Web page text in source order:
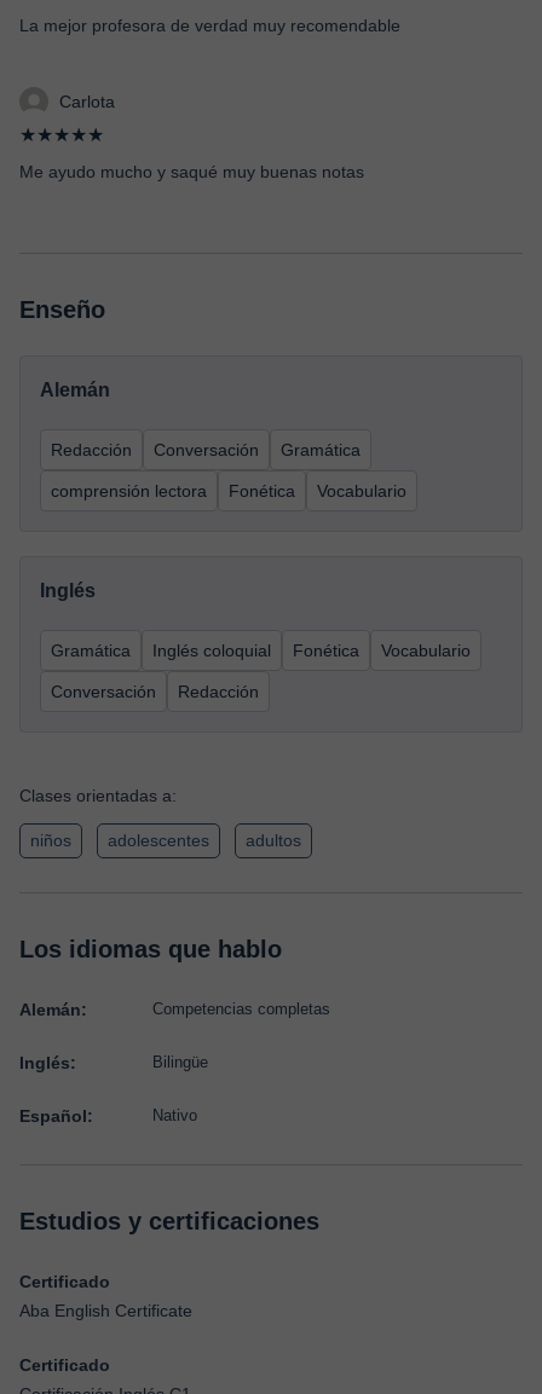
La mejor profesora de verdad muy recomendable
Carlota
★★★★★
Me ayudo mucho y saqué muy buenas notas
Enseño
Alemán
Redacción Conversación Gramática
comprensión lectora Fonética Vocabulario
Inglés
Gramática Inglés coloquial Fonética Vocabulario
Conversación Redacción
Clases orientadas a:
niños adolescentes adultos
Los idiomas que hablo
Alemán: Competencias completas
Inglés: Bilingüe
Español: Nativo
Estudios y certificaciones
Certificado
Aba English Certificate
Certificado